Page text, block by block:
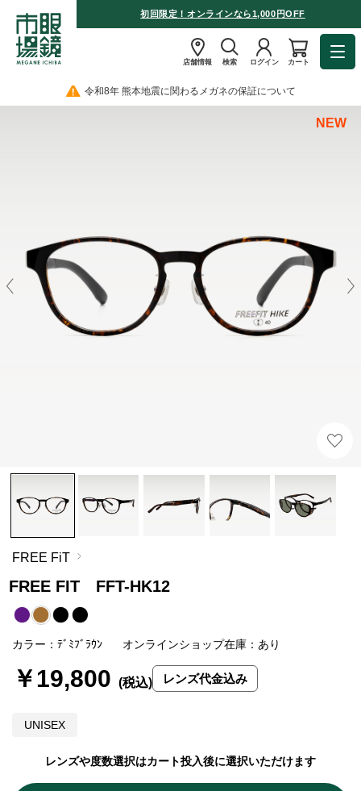
初回限定！オンラインなら1,000円OFF
店舗情報 検索 ログイン カート
令和8年 熊本地震に関わるメガネの保証について
NEW
FREE FiT
FREE FIT FFT-HK12
UNISEX
カラー：ﾃﾞﾐﾌﾞﾗｳﾝ オンラインショップ在庫：あり
レンズや度数選択はカート投入後に選択いただけます
￥19,800 レンズ代金込み